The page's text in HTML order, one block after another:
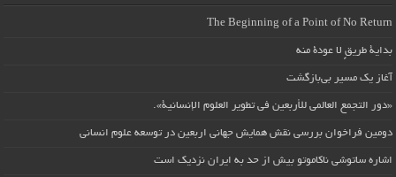
The Beginning of a Point of No Return
بداية طريقٍ لا عودة منه
آغاز یک مسیر بی‌بازگشت
«دور التجمع العالمي للأربعين في تطوير العلوم الإنسانية».
دومین فراخوان بررسی نقش همایش جهانی اربعین در توسعه علوم انسانی
اشاره ساتوشی ناکاموتو بیش از حد به ایران نزدیک است